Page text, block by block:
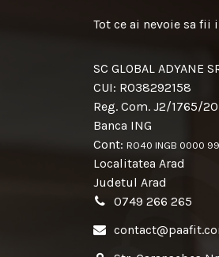
Tot ce ai nevoie sa fii
SC GLOBAL ADYANE
CUI: RO38292158
Reg. Com. J2/1765/
Banca ING
Cont: RO40 INGB 0000
Localitatea Arad
Judetul Arad
0749 266 265